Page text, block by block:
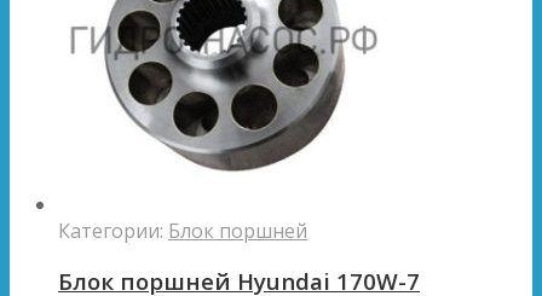
Категории: Блок поршней
Блок поршней Hyundai 170W-7